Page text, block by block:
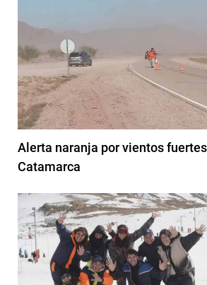
Alerta naranja por vientos
Catamarca